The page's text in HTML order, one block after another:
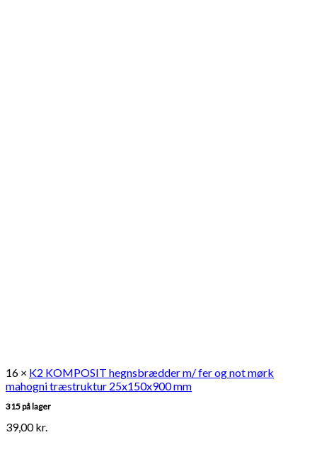
16 × K2 KOMPOSIT hegnsbrædder m/ fer og not mørk
mahogni træstruktur 25x150x900 mm
315 på lager
39,00kr.